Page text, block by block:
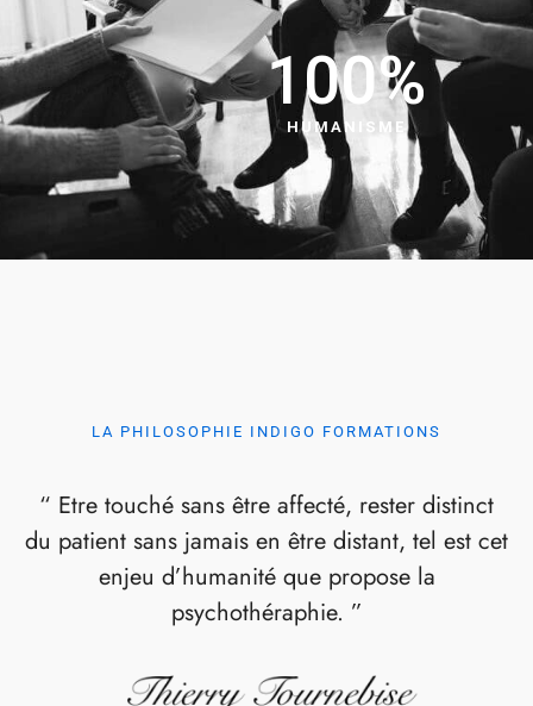
HUMANISME
100%
LA PHILOSOPHIE INDIGO FORMATIONS
“ Etre touché sans être affecté, rester distinct
du patient sans jamais en être distant, tel est cet
enjeu d’humanité que propose la
psychothéraphie. ”